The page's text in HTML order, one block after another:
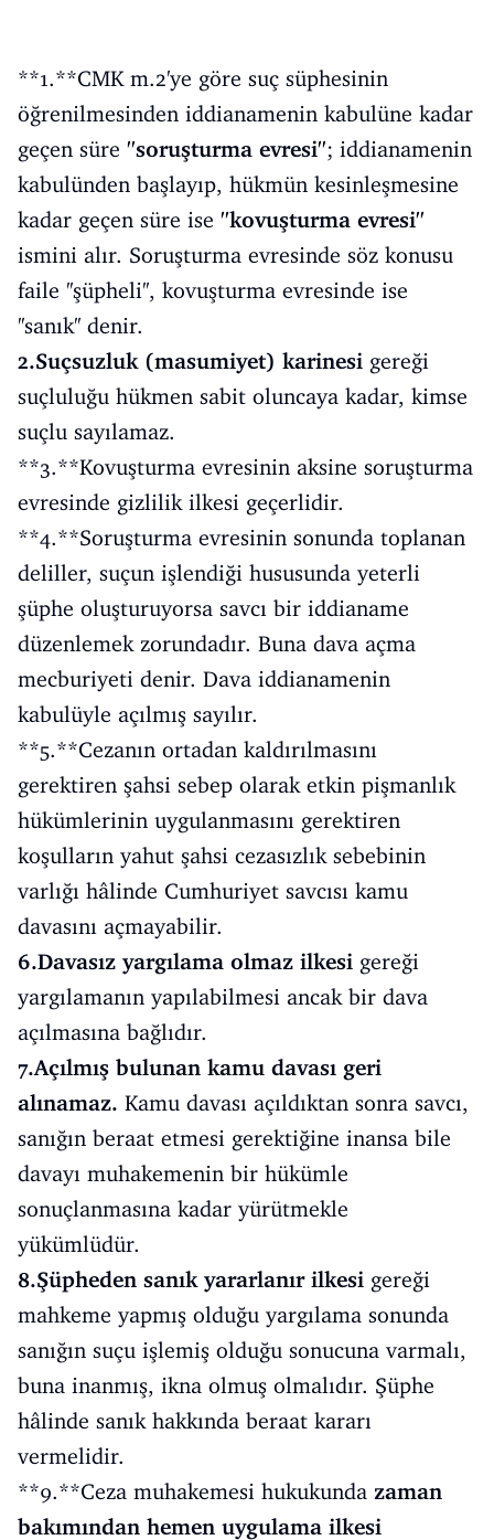
**1.**CMK m.2'ye göre suç süphesinin
öğrenilmesinden iddianamenin kabulüne kadar
geçen süre ''soruşturma evresi''; iddianamenin
kabulünden başlayıp, hükmün kesinleşmesine
kadar geçen süre ise ''kovuşturma evresi''
ismini alır. Soruşturma evresinde söz konusu
faile ''şüpheli'', kovuşturma evresinde ise
''sanık'' denir.
2.Suçsuzluk (masumiyet) karinesi gereği
suçluluğu hükmen sabit oluncaya kadar, kimse
suçlu sayılamaz.
**3.**Kovuşturma evresinin aksine soruşturma
evresinde gizlilik ilkesi geçerlidir.
**4.**Soruşturma evresinin sonunda toplanan
deliller, suçun işlendiği hususunda yeterli
şüphe oluşturuyorsa savcı bir iddianame
düzenlemek zorundadır. Buna dava açma
mecburiyeti denir. Dava iddianamenin
kabulüyle açılmış sayılır.
**5.**Cezanın ortadan kaldırılmasını
gerektiren şahsi sebep olarak etkin pişmanlık
hükümlerinin uygulanmasını gerektiren
koşulların yahut şahsi cezasızlık sebebinin
varlığı hâlinde Cumhuriyet savcısı kamu
davasını açmayabilir.
6.Davasız yargılama olmaz ilkesi gereği
yargılamanın yapılabilmesi ancak bir dava
açılmasına bağlıdır.
7.Açılmış bulunan kamu davası geri
alınamaz. Kamu davası açıldıktan sonra savcı,
sanığın beraat etmesi gerektiğine inansa bile
davayı muhakemenin bir hükümle
sonuçlanmasına kadar yürütmekle
yükümlüdür.
8.Şüpheden sanık yararlanır ilkesi gereği
mahkeme yapmış olduğu yargılama sonunda
sanığın suçu işlemiş olduğu sonucuna varmalı,
buna inanmış, ikna olmuş olmalıdır. Şüphe
hâlinde sanık hakkında beraat kararı
vermelidir.
**9.**Ceza muhakemesi hukukunda zaman
bakımından hemen uygulama ilkesi